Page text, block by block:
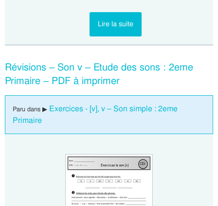
Lire la suite
Révisions – Son v – Etude des sons : 2eme
Primaire – PDF à imprimer
Paru dans ▶ Exercices - [v], v – Son simple : 2eme
Primaire